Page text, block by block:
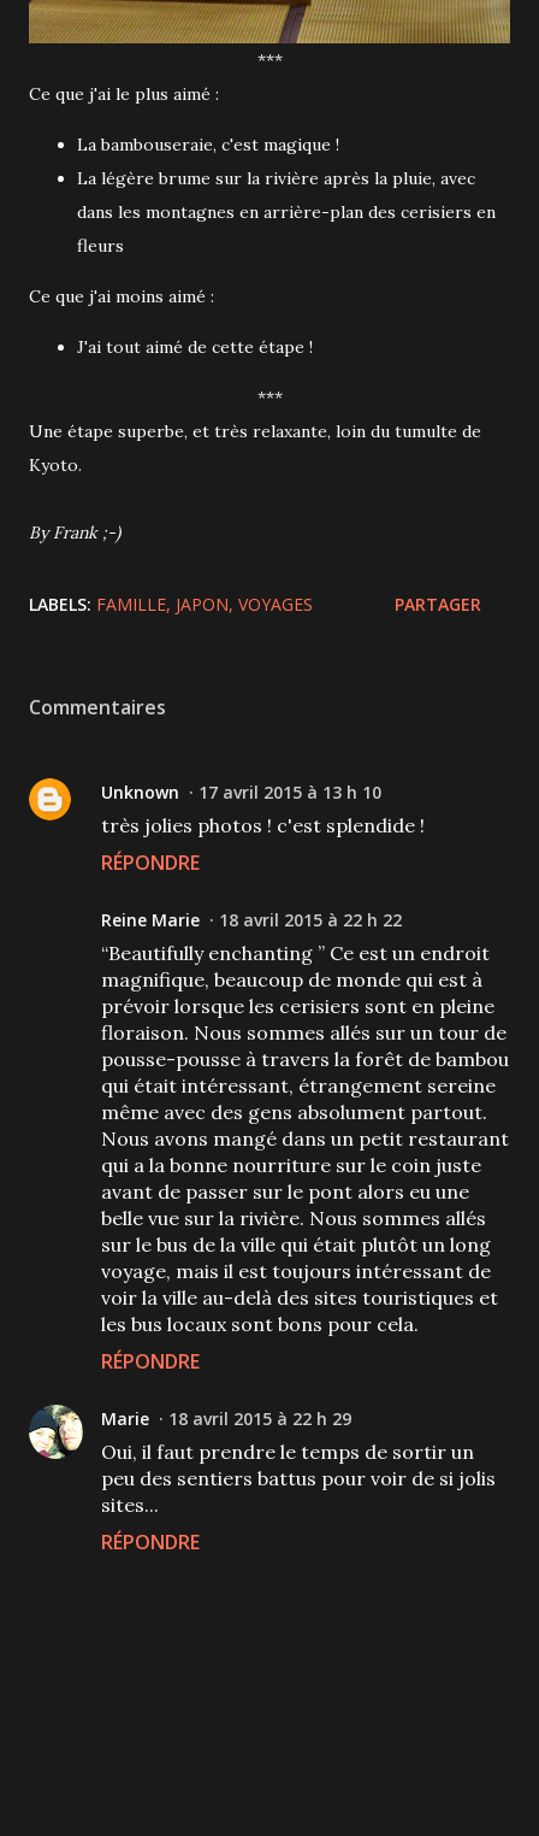
***
Ce que j'ai le plus aimé :
La bambouseraie, c'est magique !
La légère brume sur la rivière après la pluie, avec
dans les montagnes en arrière-plan des cerisiers en
fleurs
Ce que j'ai moins aimé :
J'ai tout aimé de cette étape !
***
Une étape superbe, et très relaxante, loin du tumulte de
Kyoto.
By Frank ;-)
LABELS: FAMILLE JAPON VOYAGES PARTAGER
Commentaires
Unknown 17 avril 2015 à 13 h 10
très jolies photos ! c'est splendide !
RÉPONDRE
Reine Marie 18 avril 2015 à 22 h 22
“Beautifully enchanting ” Ce est un endroit
magnifique, beaucoup de monde qui est à
prévoir lorsque les cerisiers sont en pleine
floraison. Nous sommes allés sur un tour de
pousse-pousse à travers la forêt de bambou
qui était intéressant, étrangement sereine
même avec des gens absolument partout.
Nous avons mangé dans un petit restaurant
qui a la bonne nourriture sur le coin juste
avant de passer sur le pont alors eu une
belle vue sur la rivière. Nous sommes allés
sur le bus de la ville qui était plutôt un long
voyage, mais il est toujours intéressant de
voir la ville au-delà des sites touristiques et
les bus locaux sont bons pour cela.
RÉPONDRE
Marie 18 avril 2015 à 22 h 29
Oui, il faut prendre le temps de sortir un
peu des sentiers battus pour voir de si jolis
sites...
RÉPONDRE